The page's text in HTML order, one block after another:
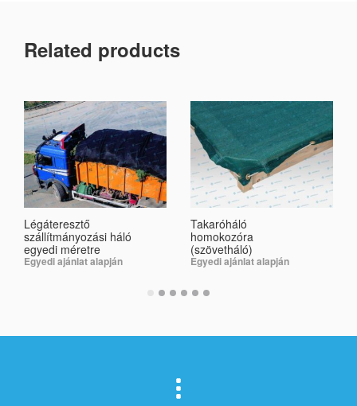
Related products
Légáteresztő
szállítmányozási háló
egyedi méretre
Egyedi ajánlat alapján
Takaróháló
homokozóra
(szövetháló)
Egyedi ajánlat alapján
SELECT OPTIONS